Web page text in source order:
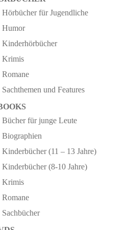
Hörbücher für Jugendliche
Humor
Kinderhörbücher
Krimis
Romane
Sachthemen und Features
Bücher für junge Leute
Biographien
Kinderbücher (11 – 13 Jahre)
Kinderbücher (8-10 Jahre)
Krimis
Romane
Sachbücher